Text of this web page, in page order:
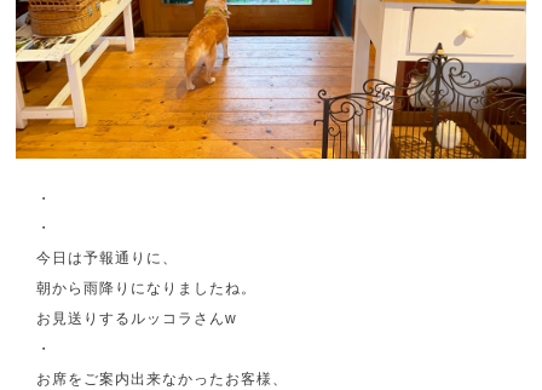
・
・
今日は予報通りに、
朝から雨降りになりましたね。
お見送りするルッコラさんw
・
お席をご案内出来なかったお客様、